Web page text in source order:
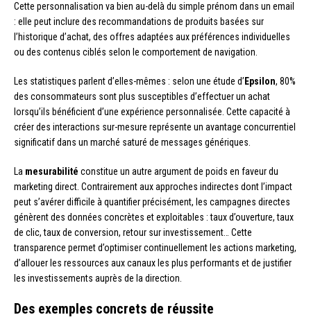
Cette personnalisation va bien au-delà du simple prénom dans un email
: elle peut inclure des recommandations de produits basées sur
l’historique d’achat, des offres adaptées aux préférences individuelles
ou des contenus ciblés selon le comportement de navigation.
Les statistiques parlent d’elles-mêmes : selon une étude d’ Epsilon, 80%
des consommateurs sont plus susceptibles d’effectuer un achat
lorsqu’ils bénéficient d’une expérience personnalisée. Cette capacité à
créer des interactions sur-mesure représente un avantage concurrentiel
significatif dans un marché saturé de messages génériques.
La mesurabilité constitue un autre argument de poids en faveur du
marketing direct. Contrairement aux approches indirectes dont l’impact
peut s’avérer difficile à quantifier précisément, les campagnes directes
génèrent des données concrètes et exploitables : taux d’ouverture, taux
de clic, taux de conversion, retour sur investissement… Cette
transparence permet d’optimiser continuellement les actions marketing,
d’allouer les ressources aux canaux les plus performants et de justifier
les investissements auprès de la direction.
Des exemples concrets de réussite